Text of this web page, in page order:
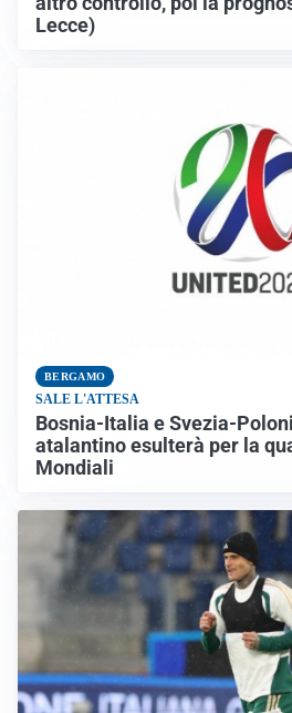
Lecce)
BERGAMO
SALE L'ATTESA
Bosnia-Italia e Svezia-
atalantino esulterà per la
Mondiali